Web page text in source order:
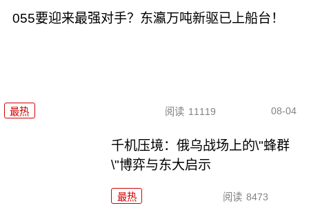
055要迎来最强对手？东瀛万吨新驱已上船台！
最热 阅读 11119 08-04
千机压境：俄乌战场上的\"蜂群
\"博弈与东大启示
最热 阅读 8473